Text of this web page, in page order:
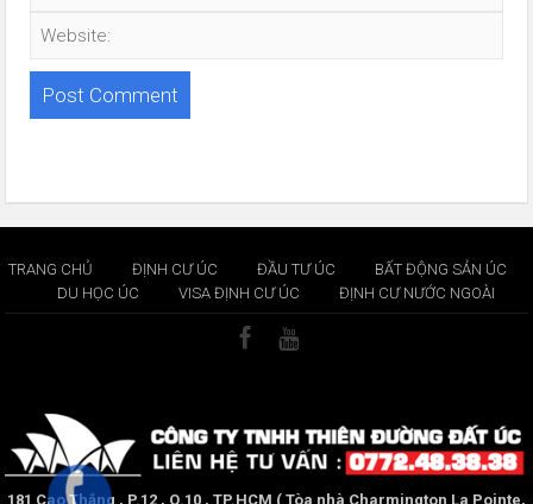
TRANG CHỦ ĐỊNH CƯ ÚC ĐẦU TƯ ÚC
BẤT ĐỘNG SẢN ÚC
DU HỌC ÚC
VISA ĐỊNH CƯ ÚC ĐỊNH CƯ NƯỚC NGOÀI
181 Cao Thắng , P.12 , Q.10 , TP.HCM ( Tòa nhà Charmington La Pointe,